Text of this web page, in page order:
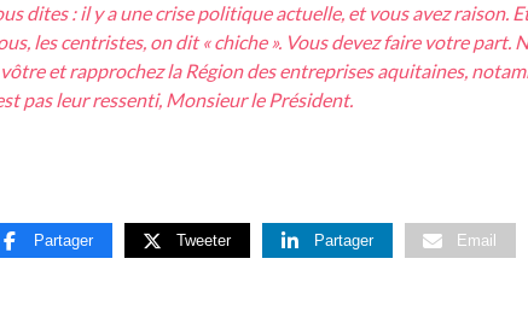
dites : il y a une crise politique actuelle, et vous avez raison.
les centristes, on dit « chiche ». Vous devez faire votre
et rapprochez la Région des entreprises aquitaines,
pas leur ressenti, Monsieur le Président.
Partager Tweeter Partager Email